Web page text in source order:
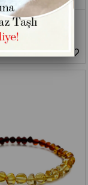
Baba Bileklik